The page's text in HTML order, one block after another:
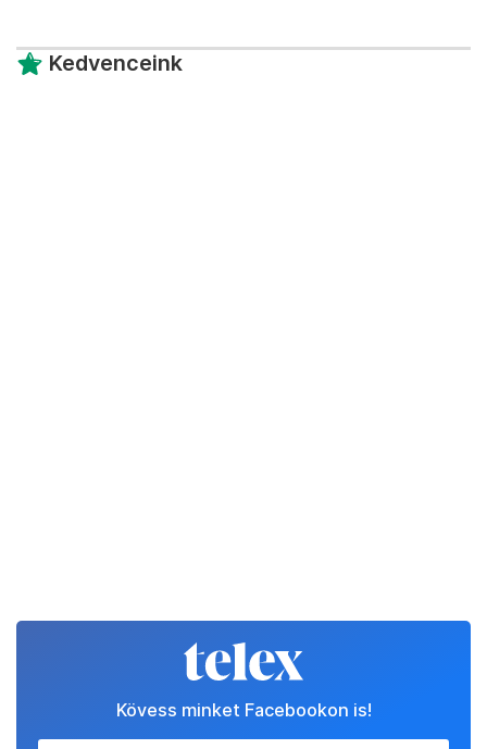
Kedvenceink
Kövess minket Facebookon is!